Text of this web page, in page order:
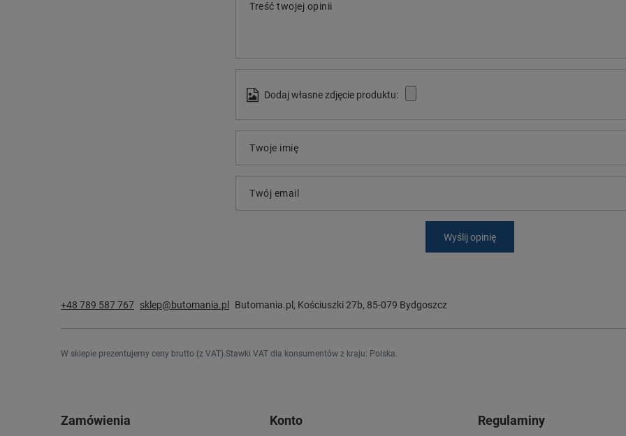
Treść twojej opinii
Dodaj własne zdjęcie produktu:
Twoje imię
Twój email
Wyślij opinię
+48 789 587 767 sklep@butomania.pl Butomania.pl , Kościuszki 27b, 85-079 Bydgoszcz
W sklepie prezentujemy ceny brutto (z VAT). Stawki VAT dla konsumentów z kraju: Polska
Zamówienia Konto Regulaminy